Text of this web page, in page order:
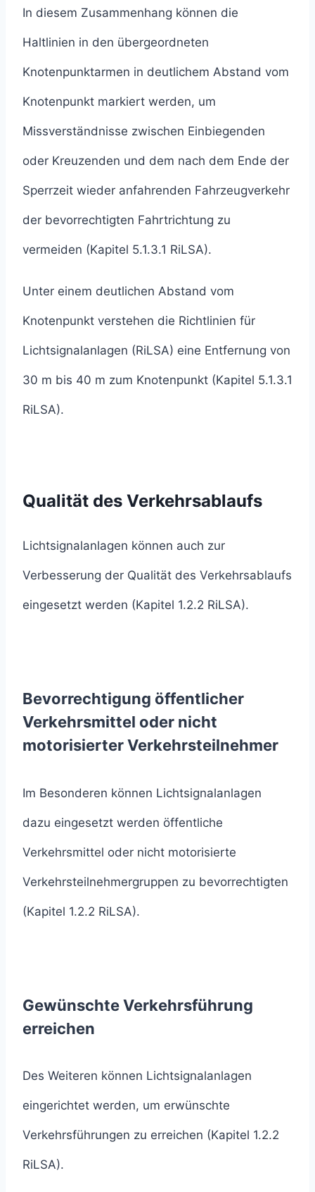
In diesem Zusammenhang können die
Haltlinien in den übergeordneten
Knotenpunktarmen in deutlichem Abstand vom
Knotenpunkt markiert werden, um
Missverständnisse zwischen Einbiegenden
oder Kreuzenden und dem nach dem Ende der
Sperrzeit wieder anfahrenden Fahrzeugverkehr
der bevorrechtigten Fahrtrichtung zu
vermeiden (Kapitel 5.1.3.1 RiLSA).
Unter einem deutlichen Abstand vom
Knotenpunkt verstehen die Richtlinien für
Lichtsignalanlagen (RiLSA) eine Entfernung von
30 m bis 40 m zum Knotenpunkt (Kapitel 5.1.3.1
RiLSA).
Qualität des Verkehrsablaufs
Lichtsignalanlagen können auch zur
Verbesserung der Qualität des Verkehrsablaufs
eingesetzt werden (Kapitel 1.2.2 RiLSA).
Bevorrechtigung öffentlicher
Verkehrsmittel oder nicht
motorisierter Verkehrsteilnehmer
Im Besonderen können Lichtsignalanlagen
dazu eingesetzt werden öffentliche
Verkehrsmittel oder nicht motorisierte
Verkehrsteilnehmergruppen zu bevorrechtigten
(Kapitel 1.2.2 RiLSA).
Gewünschte Verkehrsführung
erreichen
Des Weiteren können Lichtsignalanlagen
eingerichtet werden, um erwünschte
Verkehrsführungen zu erreichen (Kapitel 1.2.2
RiLSA).